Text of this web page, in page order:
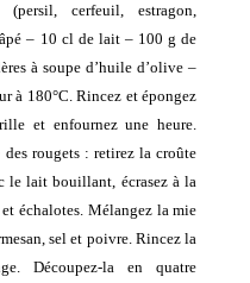
(persil, cerfeuil, estragon,
– 10 cl de lait – 100 g de
à soupe d’huile d’olive –
à 180°C. Rincez et épongez
et enfournez une heure.
des rougets : retirez la croûte
le lait bouillant, écrasez à la
échalotes. Mélangez la mie
sel et poivre. Rincez la
Découpez-la en quatre